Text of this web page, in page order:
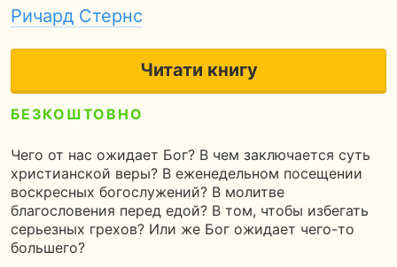
Ричард Стернс
Читати книгу
БЕЗКОШТОВНО
Чего от нас ожидает Бог? В чем заключается суть
христианской веры? В еженедельном посещении
воскресных богослужений? В молитве
благословения перед едой? В том, чтобы избегать
серьезных грехов? Или же Бог ожидает чего-то
большего?